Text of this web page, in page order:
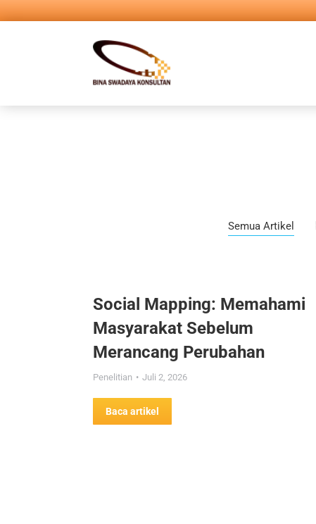
Semua Artikel
Social Mapping: Memahami
Masyarakat Sebelum
Merancang Perubahan
Penelitian Juli 2, 2026
Baca artikel